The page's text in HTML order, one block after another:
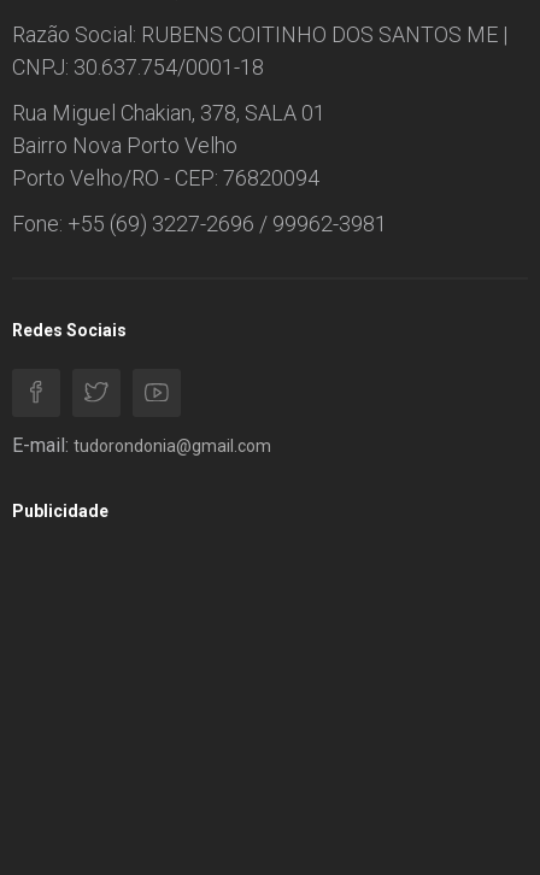
Razão Social: RUBENS COITINHO DOS SANTOS ME |
CNPJ: 30.637.754/0001-18
Rua Miguel Chakian, 378, SALA 01
Bairro Nova Porto Velho
Porto Velho/RO - CEP: 76820094
Fone: +55 (69) 3227-2696 / 99962-3981
Redes Sociais
E-mail: tudorondonia@gmail.com
Publicidade